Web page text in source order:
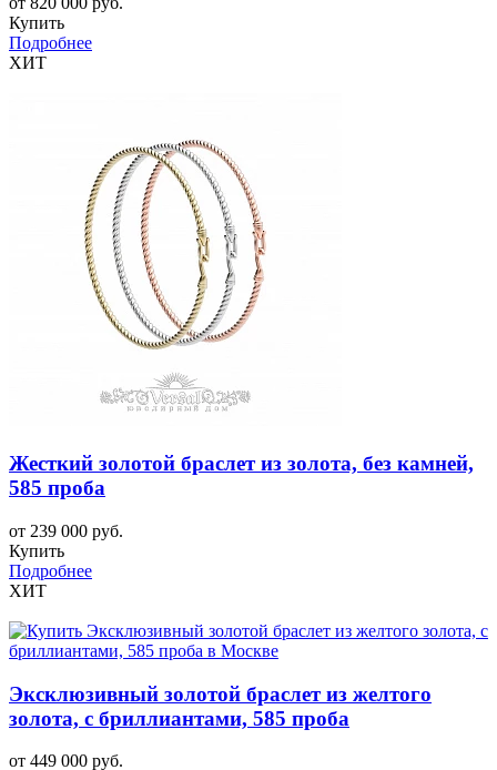
Купить
Подробнее
ХИТ
Жесткий золотой браслет из золота, без камней,
585 проба
от 239 000 руб.
Купить
Подробнее
ХИТ
Эксклюзивный золотой браслет из желтого
золота, с бриллиантами, 585 проба
от 449 000 руб.